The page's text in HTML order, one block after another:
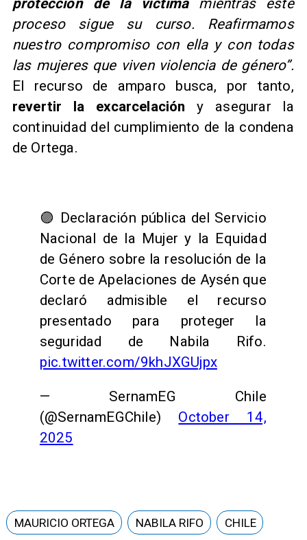
protección de la víctima mientras este
proceso sigue su curso. Reafirmamos
nuestro compromiso con ella y con todas
las mujeres que viven violencia de género”.
El recurso de amparo busca, por tanto,
revertir la excarcelación y asegurar la
continuidad del cumplimiento de la condena
de Ortega.
🟣 Declaración pública del Servicio
Nacional de la Mujer y la Equidad
de Género sobre la resolución de la
Corte de Apelaciones de Aysén que
declaró admisible el recurso
presentado para proteger la
seguridad de Nabila Rifo.
pic.twitter.com/9khJXGUjpx
— SernamEG Chile
(@SernamEGChile) October 14,
2025
MAURICIO ORTEGA NABILA RIFO CHILE